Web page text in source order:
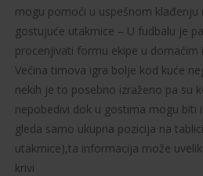
mogu pomoći u uspešnom klađenju
gostujuće utakmice – U fudbalu je
procenjivati formu ekipe u
Većina timova igra bolje kod kuće
nekih je to posebno izraženo pa su
nepobedivi dok u gostima mogu biti
gleda samo ukupna pozicija na
utakmice),ta informacija može
krivi